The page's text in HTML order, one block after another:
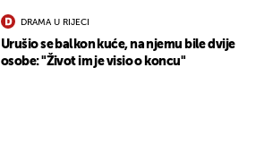
DRAMA U RIJECI
Urušio se balkon kuće, na njemu bile dvije
osobe: "Život im je visio o koncu"